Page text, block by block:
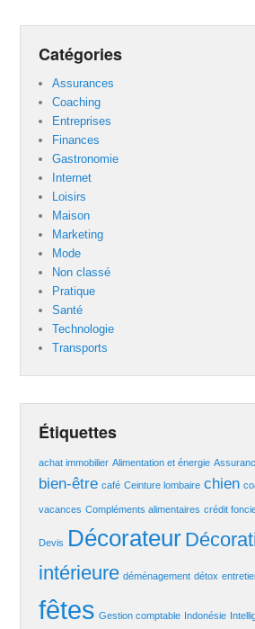
Catégories
Assurances
Coaching
Entreprises
Finances
Gastronomie
Internet
Loisirs
Maison
Marketing
Mode
Non classé
Pratique
Santé
Technologie
Transports
Étiquettes
achat immobilier Alimentation et énergie
bien-être café Ceinture lombaire chien
vacances Compléments alimentaires crédit
Devis Décorateur
intérieure déménagement détox
fêtes Gestion comptable Indonésie